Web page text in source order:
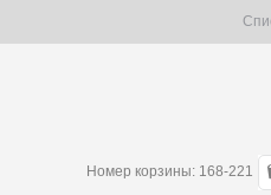
Номер корзины: 168-221